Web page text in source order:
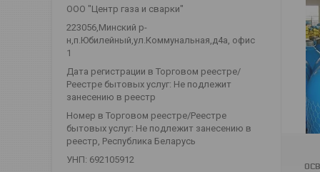
ООО "Центр газа и сварки"
223056,Минский р-
н,п.Юбилейный,ул.Коммунальная,д4а, офис
1
Дата регистрации в Торговом реестре/
Реестре бытовых услуг: Не подлежит
занесению в реестр
Номер в Торговом реестре/Реестре
бытовых услуг: Не подлежит занесению в
реестр, Республика Беларусь
УНП: 692105912